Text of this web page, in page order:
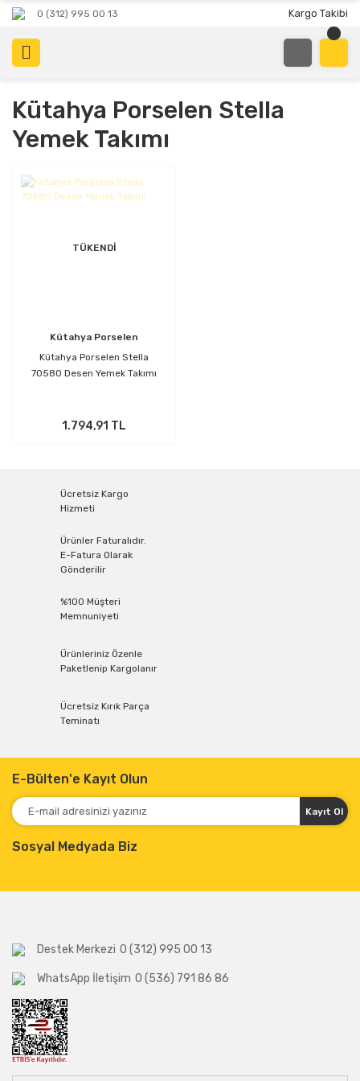
0 (312) 995 00 13 Kargo Takibi
Kütahya Porselen Stella
Yemek Takımı
TÜKENDİ
Kütahya Porselen
Kütahya Porselen Stella
70580 Desen Yemek Takımı
1.794,91 TL
Ücretsiz Kargo
Hizmeti
Ürünler Faturalıdır.
E-Fatura Olarak
Gönderilir
%100 Müşteri
Memnuniyeti
Ürünleriniz Özenle
Paketlenip Kargolanır
Ücretsiz Kırık Parça
Teminatı
E-Bülten'e Kayıt Olun
Kayıt Ol
Sosyal Medyada Biz
Destek Merkezi 0 (312) 995 00 13
WhatsApp İletişim 0 (536) 791 86 86